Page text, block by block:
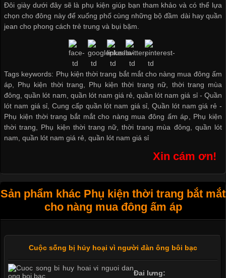
Đôi giày dưới đây sẽ là phụ kiện giúp bạn tham khảo và có thể lựa
chọn cho đông này để xuống phố cùng những bộ đầm dài hay quần
jean cho phong cách trẻ trung và bụi bặm.
Tags keywords: Phụ kiện thời trang bắt mắt cho nàng mua đông ấm
áp, Phụ kiện thời trang, Phụ kiện thời trang nữ, thời trang mùa
đông, quần lót nam, quần lót nam giá rẻ, quần lót nam giá sỉ - Quần
lót nam giá sỉ ,Cung cấp quần lót nam giá sỉ ,Quần lót nam giá rẻ -
Phụ kiện thời trang bắt mắt cho nàng mua đông ấm áp
Phụ kiện
thời trang
Phụ kiện thời trang nữ ,thời trang mùa đông
quần lót
nam ,quần lót nam giá rẻ ,quần lót nam giá sỉ
Xin cám ơn!
Sản phẩm khác Phụ kiện thời trang bắt mắt
cho nàng mua đông ấm áp
Cuộc sống bị hủy hoại vì người đàn ông bôi bạc
Đai lưng: